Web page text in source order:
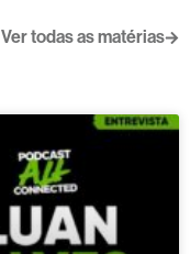
Ver todas as matérias